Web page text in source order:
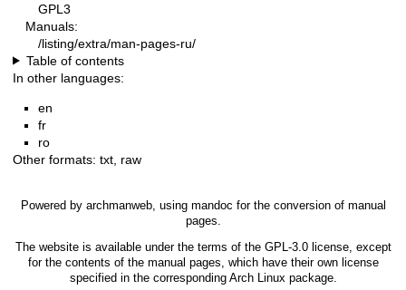
GPL3
Manuals:
/listing/extra/man-pages-ru/
Table of contents
In other languages:
en
fr
ro
Other formats: txt raw
Powered by archmanweb, using mandoc for the conversion of manual
pages.
The website is available under the terms of the GPL-3.0license, except
for the contents of the manual pages, which have their own license
specified in the corresponding Arch Linux package.